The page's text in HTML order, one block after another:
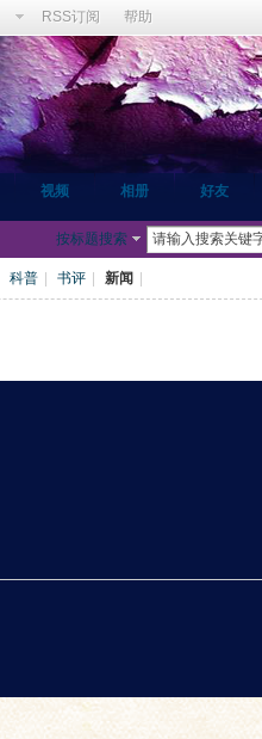
RSS订阅 帮助
视频 相册 好友
按标题搜索
科普 书评 新闻